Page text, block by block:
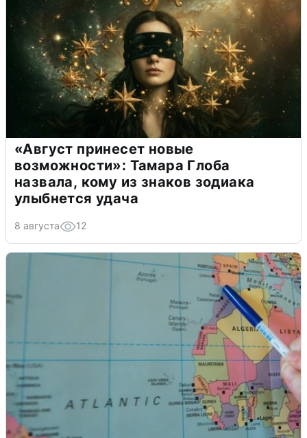
«Август принесет новые
возможности»: Тамара Глоба
назвала, кому из знаков зодиака
улыбнется удача
8 августа 12